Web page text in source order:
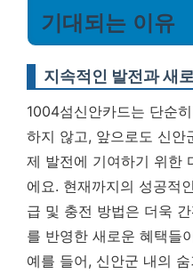
기대되는 이유
지속적인 발전과 새
1004섬신안카드는 단순
하지 않고, 앞으로도 신안
제 발전에 기여하기 위한
에요. 현재까지의 성공적
급 및 충전 방법은 더욱
를 반영한 새로운 혜택들
예를 들어, 신안군 내의